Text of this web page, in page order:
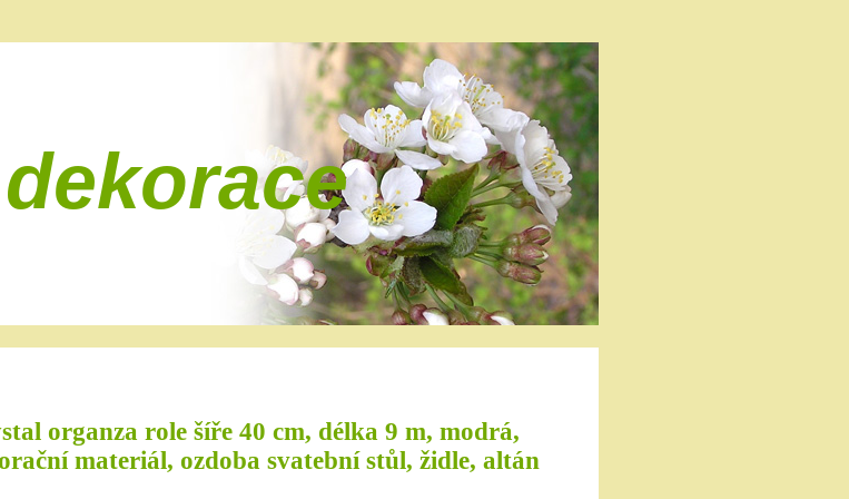
organza role šíře 40 cm, délka 9 m, modrá,
materiál, ozdoba svatební stůl, židle, altán